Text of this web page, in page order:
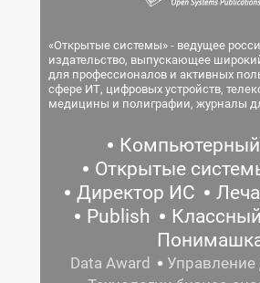
«Открытые системы» - ведущее
издательство, выпускающее
для профессионалов и активных
сфере ИТ, цифровых устройств,
медицины и полиграфии, журналы
Открытые
Директор ИС
Publish
Data Award